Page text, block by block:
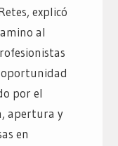
explicó
al
oportunidad
por el
apertura y
en